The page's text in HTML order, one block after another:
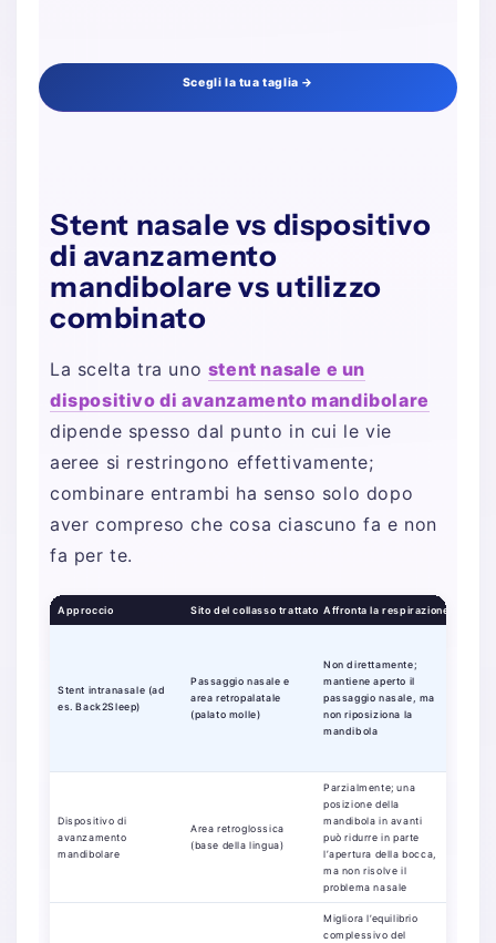
Scegli la tua taglia →
Stent nasale vs dispositivo
di avanzamento
mandibolare vs utilizzo
combinato
La scelta tra uno stent nasale e un
dispositivo di avanzamento mandibolare
dipende spesso dal punto in cui le vie
aeree si restringono effettivamente;
combinare entrambi ha senso solo dopo
aver compreso che cosa ciascuno fa e non
fa per te.
Approccio Sito del collasso trattato Affronta la respirazione con la
Stent intranasale (ad
es. Back2Sleep)
Passaggio nasale e
area retropalatale
(palato molle)
Non direttamente;
mantiene aperto il
passaggio nasale, ma
non riposiziona la
mandibola
Dispositivo di
avanzamento
mandibolare
Area retroglossica
(base della lingua)
Parzialmente; una
posizione della
mandibola in avanti
può ridurre in parte
l’apertura della bocca,
ma non risolve il
problema nasale
Migliora l’equilibrio
complessivo del